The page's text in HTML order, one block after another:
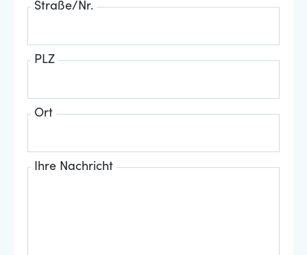
Straße/Nr.
PLZ
Ort
Ihre Nachricht